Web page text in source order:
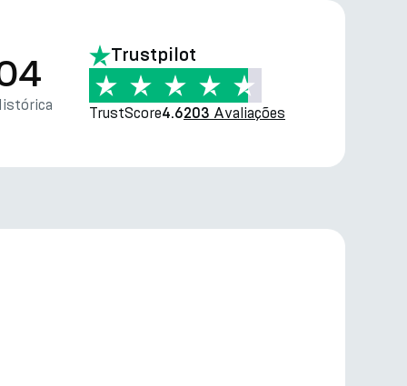
Trustpilot
TrustScore4.6203 Avaliações